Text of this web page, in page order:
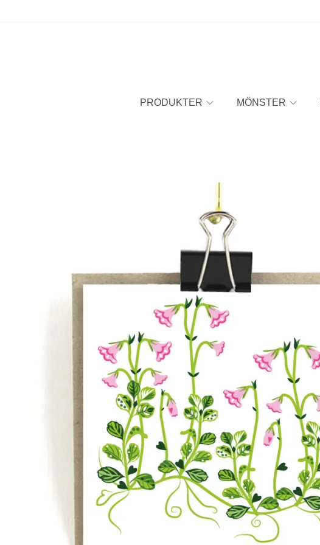
PRODUKTER MÖNSTER